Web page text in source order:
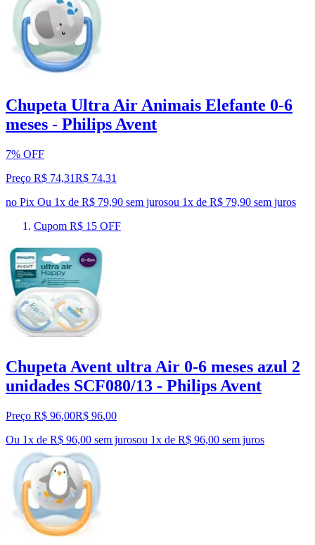
Chupeta Ultra Air Animais Elefante 0-6
meses - Philips Avent
7% OFF
Preço R$ 74,31R$ 74,31
no Pix Ou 1x de R$ 79,90 sem jurosou 1x de R$ 79,90 sem juros
Cupom R$ 15 OFF
Chupeta Avent ultra Air 0-6 meses azul 2
unidades SCF080/13 - Philips Avent
Preço R$ 96,00R$ 96,00
Ou 1x de R$ 96,00 sem jurosou 1x de R$ 96,00 sem juros